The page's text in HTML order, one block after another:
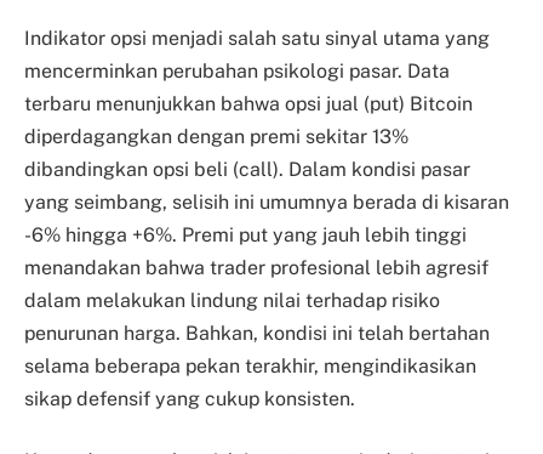
Indikator opsi menjadi salah satu sinyal utama yang
mencerminkan perubahan psikologi pasar. Data
terbaru menunjukkan bahwa opsi jual (put) Bitcoin
diperdagangkan dengan premi sekitar 13%
dibandingkan opsi beli (call). Dalam kondisi pasar
yang seimbang, selisih ini umumnya berada di kisaran
-6% hingga +6%. Premi put yang jauh lebih tinggi
menandakan bahwa trader profesional lebih agresif
dalam melakukan lindung nilai terhadap risiko
penurunan harga. Bahkan, kondisi ini telah bertahan
selama beberapa pekan terakhir, mengindikasikan
sikap defensif yang cukup konsisten.